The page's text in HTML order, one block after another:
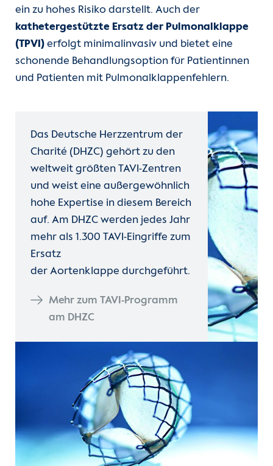
ein zu hohes Risiko darstellt. Auch der
kathetergestützte Ersatz der Pulmonalklappe
(TPVI) erfolgt minimalinvasiv und bietet eine
schonende Behandlungsoption für Patientinnen
und Patienten mit Pulmonalklappenfehlern.
Das Deutsche Herzzentrum der
Charité (DHZC) gehört zu den
weltweit größten TAVI-Zentren
und weist eine außergewöhnlich
hohe Expertise in diesem Bereich
auf. Am DHZC werden jedes Jahr
mehr als 1.300 TAVI-Eingriffe zum
Ersatz
der Aortenklappe durchgeführt.
Mehr zum TAVI-Programm
am DHZC